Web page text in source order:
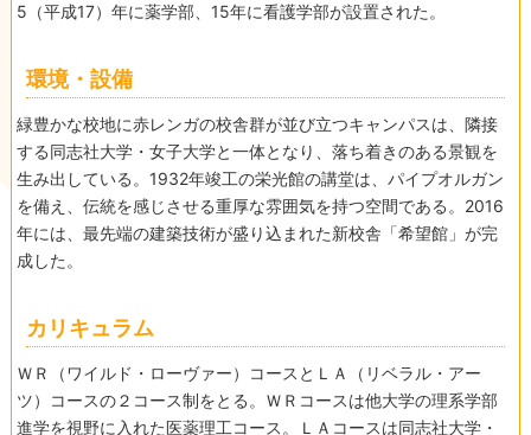
5（平成17）年に薬学部、15年に看護学部が設置された。
環境・設備
緑豊かな校地に赤レンガの校舎群が並び立つキャンパスは、隣接
する同志社大学・女子大学と一体となり、落ち着きのある景観を
生み出している。1932年竣工の栄光館の講堂は、パイプオルガン
を備え、伝統を感じさせる重厚な雰囲気を持つ空間である。2016
年には、最先端の建築技術が盛り込まれた新校舎「希望館」が完
成した。
カリキュラム
ＷＲ（ワイルド・ローヴァー）コースとＬＡ（リベラル・アー
ツ）コースの２コース制をとる。ＷＲコースは他大学の理系学部
進学を視野に入れた医薬理工コース。ＬＡコースは同志社大学・